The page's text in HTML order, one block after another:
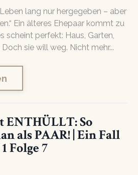
lang nur hergegeben – aber
Ein älteres Ehepaar kommt zu
scheint perfekt: Haus, Garten,
Doch sie will weg. Nicht mehr...
ENTHÜLLT: So
als PAAR! | Ein Fall
Folge 7